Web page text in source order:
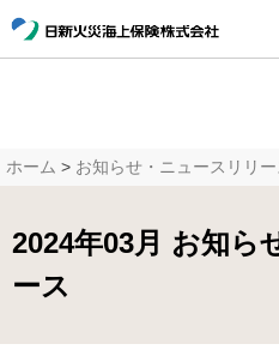
ホーム > お知らせ・ニュースリリー
2024年03月 お知ら
ース